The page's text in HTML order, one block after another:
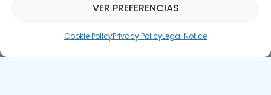
VER PREFERENCIAS
Cookie PolicyPrivacy PolicyLegal Notice